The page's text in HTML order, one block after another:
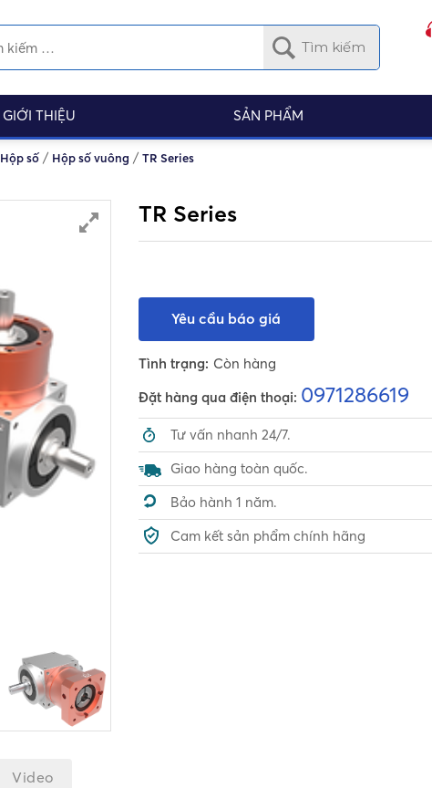
GIỚI THIỆU SẢN PHẨM
Hộp số / Hộp số vuông / TR Series
TR Series
Yêu cầu báo giá
Tình trạng: Còn hàng
Đặt hàng qua điện thoại: 0971286619
Tư vấn nhanh 24/7.
Giao hàng toàn quốc.
Bảo hành 1 năm.
Cam kết sản phẩm chính hãng
Video